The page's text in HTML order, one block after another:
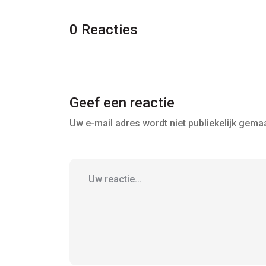
0 Reacties
Geef een reactie
Uw e-mail adres wordt niet publiekelijk